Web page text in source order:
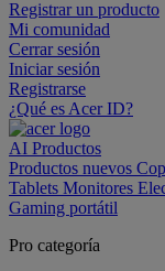
Registrar un producto
Mi comunidad
Cerrar sesión
Iniciar sesión
Registrarse
¿Qué es Acer ID?
AI Productos
Productos nuevos
Tablets Monitores
Gaming portátil
Pro categoría